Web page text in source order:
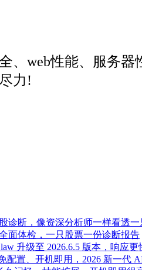
、web性能、服务
力!
诊断，像资深分析师一样看透一
面体检，一只股票一份诊断报告
升级至 2026.6.5 版本，响应更
配置、开机即用，2026 新一代